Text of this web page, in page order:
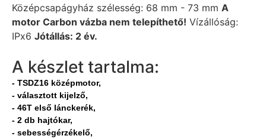
Középcsapágyház szélesség: 68 mm - 73 mm A
motor Carbon vázba nem telepíthető! Vízállóság:
IPx6 Jótállás: 2 év.
A készlet tartalma:
- TSDZ16 középmotor,
- választott kijelző,
- 46T első lánckerék,
- 2 db hajtókar,
- sebességérzékelő,